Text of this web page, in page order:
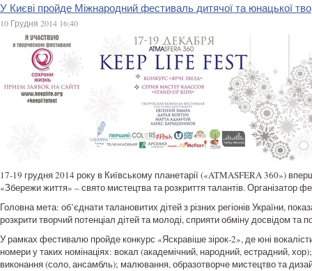
У Києві пройде Міжнародний фестиваль дитячої та юнацької
10 Грудня 2014 16:40
17-19 грудня 2014 року в Київському планетарії («ATMASFERA 360»)
«Збережи життя» – свято мистецтва та розкриття талантів.
Головна мета: об’єднати талановитих дітей з різних регіонів України,
розкрити творчий потенціал дітей та молоді, сприяти обміну досвідом та
У рамках фестивалю пройде конкурс «Яскравіше зірок-2», де юні
номери у таких номінаціях: вокал (академічний, народний, естрадний,
виконання (соло, ансамбль); малювання, образотворче мистецтво та